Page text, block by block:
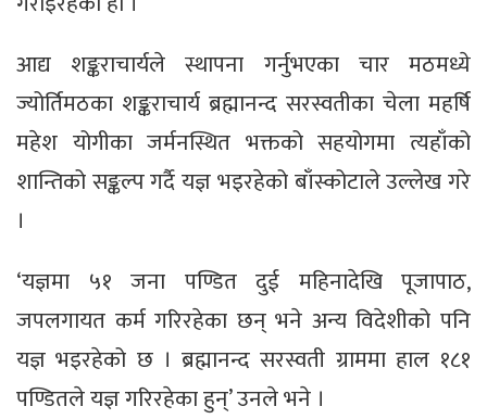
आद्य शङ्कराचार्यले स्थापना गर्नुभएका चार मठमध्ये
ज्योर्तिमठका शङ्कराचार्य ब्रह्मानन्द सरस्वतीका चेला महर्षि
महेश योगीका जर्मनस्थित भक्तको सहयोगमा त्यहाँको
शान्तिको सङ्कल्प गर्दै यज्ञ भइरहेको बाँस्कोटाले उल्लेख गरे
।
‘यज्ञमा ५१ जना पण्डित दुई महिनादेखि पूजापाठ,
जपलगायत कर्म गरिरहेका छन् भने अन्य विदेशीको पनि
यज्ञ भइरहेको छ । ब्रह्मानन्द सरस्वती ग्राममा हाल १८१
पण्डितले यज्ञ गरिरहेका हुन्’ उनले भने ।